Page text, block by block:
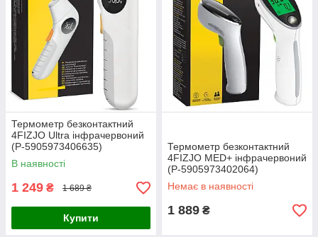
Термометр безконтактний
4FIZJO Ultra інфрачервоний
(P-5905973406635)
В наявності
1 249 ₴ 1 689 ₴
Купити
Термометр безконтактний
4FIZJO MED+ інфрачервоний
(P-5905973402064)
Немає в наявності
1 889 ₴